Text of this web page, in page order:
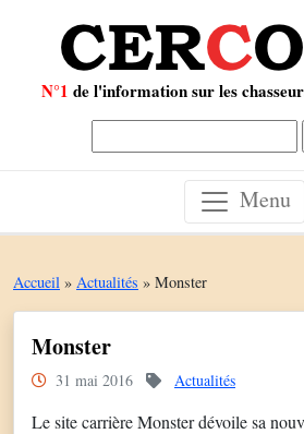
N°1 de l'information sur les
Menu
Accueil » Actualités » Monster
Monster
31 mai 2016 Actualités
Le site carrière Monster dévoile sa